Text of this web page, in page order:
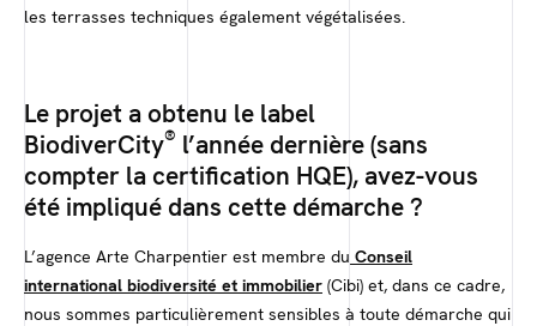
les terrasses techniques également végétalisées.
Le projet a obtenu le label
BiodiverCity® l’année dernière (sans
compter la certification HQE), avez-vous
été impliqué dans cette démarche ?
L’agence Arte Charpentier est membre du Conseil
international biodiversité et immobilier (Cibi) et, dans ce cadre,
nous sommes particulièrement sensibles à toute démarche qui